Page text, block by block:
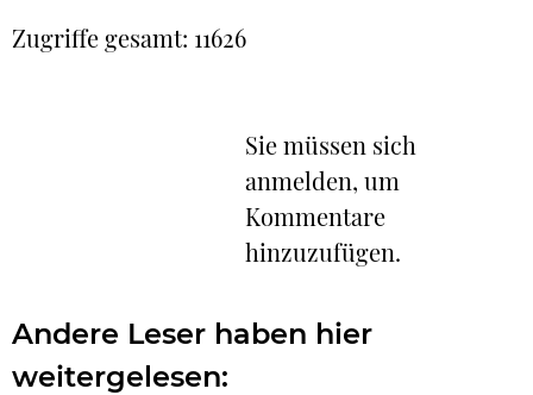
Zugriffe gesamt: 11626
Sie müssen sich
anmelden, um
Kommentare
hinzuzufügen.
Andere Leser haben hier
weitergelesen: